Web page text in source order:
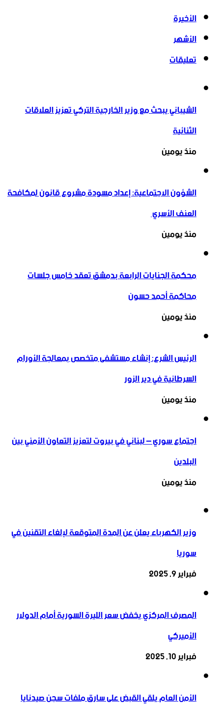
الأخيرة
الأشهر
تعليقات
الشيباني يبحث مع وزير الخارجية التركي تعزيز العلاقات
الثنائية
منذ يومين
الشؤون الاجتماعية: إعداد مسودة مشروع قانون لمكافحة
العنف الأسري ‏
منذ يومين
محكمة الجنايات الرابعة بدمشق تعقد خامس جلسات
محاكمة أحمد حسون
منذ يومين
الرئيس الشرع: إنشاء ‌‏مستشفى متخصص بمعالجة الأورام
السرطانية في دير الزور
منذ يومين
اجتماع سوري – لبناني في بيروت لتعزيز التعاون ‏الأمني ‏بين
البلدين
منذ يومين
وزير الكهرباء يعلن عن المدة المتوقعة لإلغاء التقنين في
سوريا
فبراير 9, 2025
المصرف المركزي يخفض سعر الليرة السورية أمام الدولار
الأميركي
فبراير 10, 2025
الأمن العام يلقي القبض على سارق ملفات سجن صيدنايا